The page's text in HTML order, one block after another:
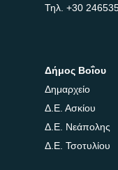
Τηλ. +30
Δήμος Βοΐου
Δημαρχείο
Δ.Ε. Ασκίου
Δ.Ε. Νεάπολης
Δ.Ε. Τσοτυλίου